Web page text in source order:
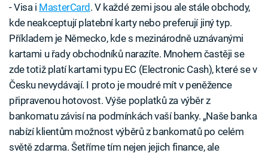
- Visa i MasterCard . V každé zemi jsou ale stále obchody,
kde neakceptují platební karty nebo preferují jiný typ.
Příkladem je Německo, kde s mezinárodně uznávanými
kartami u řady obchodníků narazíte. Mnohem častěji se
zde totiž platí kartami typu EC (Electronic Cash), které se v
Česku nevydávají. I proto je moudré mít v peněžence
připravenou hotovost. Výše poplatků za výběr z
bankomatu závisí na podmínkách vaší banky. „Naše banka
nabízí klientům možnost výběrů z bankomatů po celém
světě zdarma. Šetříme tím nejen jejich finance, ale